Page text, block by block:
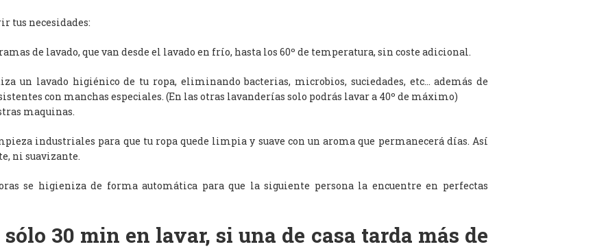
tus necesidades:
de lavado, que van desde el lavado en frío, hasta los 60º de temperatura, sin coste adicional.
un lavado higiénico de tu ropa, eliminando bacterias, microbios, suciedades, etc… además de
con manchas especiales. (En las otras lavanderías solo podrás lavar a 40º de máximo)
maquinas.
industriales para que tu ropa quede limpia y suave con un aroma que permanecerá días. Así
ni suavizante.
se higieniza de forma automática para que la siguiente persona la encuentre en perfectas
30 min en lavar, si una de casa tarda más de